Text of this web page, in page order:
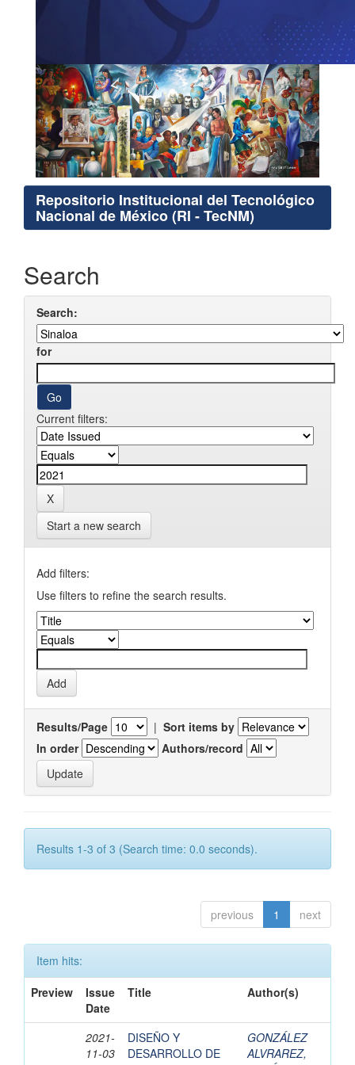
Repositorio Institucional del Tecnológico
Nacional de México (RI - TecNM)
Search
Search:
for
Current filters:
Start a new search
Add filters:
Use filters to refine the search results.
Results/Page | Sort items by
In order
Authors/record
Results 1-3 of 3 (Search time: 0.0 seconds).
previous 1 next
Item hits:
Preview
Issue
Date
Title Author(s)
2021-
11-03
DISEÑO Y
DESARROLLO DE
GONZÁLEZ
ALVRAREZ,